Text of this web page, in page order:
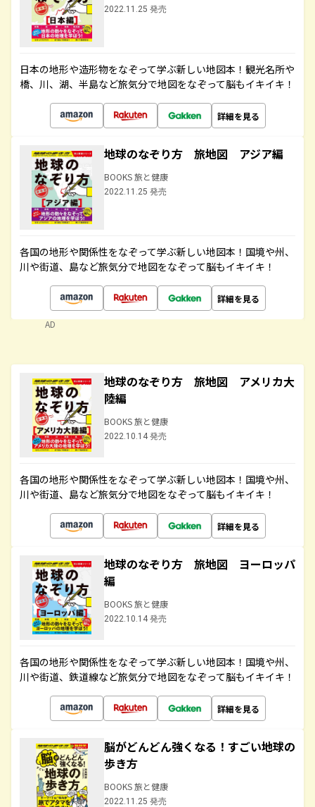
2022.11.25 発売
日本の地形や造形物をなぞって学ぶ新しい地図本！観光名所や
橋、川、湖、半島など旅気分で地図をなぞって脳もイキイキ！
詳細を見る
地球のなぞり方 旅地図 アジア編
BOOKS 旅と健康
2022.11.25 発売
各国の地形や関係性をなぞって学ぶ新しい地図本！国境や州、
川や街道、島など旅気分で地図をなぞって脳もイキイキ！
詳細を見る
AD
地球のなぞり方 旅地図 アメリカ大
陸編
BOOKS 旅と健康
2022.10.14 発売
各国の地形や関係性をなぞって学ぶ新しい地図本！国境や州、
川や街道、島など旅気分で地図をなぞって脳もイキイキ！
詳細を見る
地球のなぞり方 旅地図 ヨーロッパ
編
BOOKS 旅と健康
2022.10.14 発売
各国の地形や関係性をなぞって学ぶ新しい地図本！国境や州、
川や街道、鉄道線など旅気分で地図をなぞって脳もイキイキ！
詳細を見る
脳がどんどん強くなる！すごい地球の
歩き方
BOOKS 旅と健康
2022.11.25 発売